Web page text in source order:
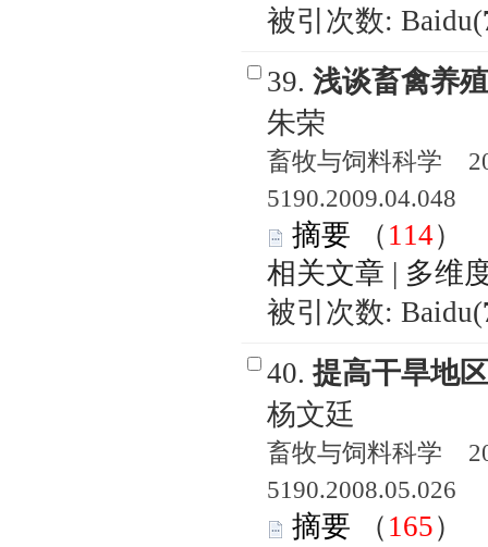
被引次数: Baidu(
39. 浅谈畜禽养
朱荣
畜牧与饲料科学
5190.2009.04.048
摘要 （ 114
相关文章 | 多维
被引次数: Baidu(
40.提高干旱地
杨文廷
畜牧与饲料科学
5190.2008.05.026
摘要 （ 165